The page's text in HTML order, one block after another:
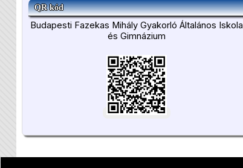
QR kód
Budapesti Fazekas Mihály Gyakorló Általános Iskola
és Gimnázium